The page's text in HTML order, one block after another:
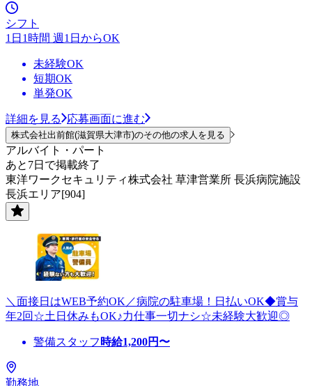
シフト
1日1時間 週1日からOK
未経験OK
短期OK
単発OK
詳細を見る 応募画面に進む
株式会社出前館(滋賀県大津市)のその他の求人を見る
アルバイト・パート
あと7日で掲載終了
東洋ワークセキュリティ株式会社 草津営業所 長浜病院施設
長浜エリア[904]
＼面接日はWEB予約OK／病院の駐車場！日払いOK◆賞与
年2回☆土日休みもOK♪力仕事一切ナシ☆未経験大歓迎◎
警備スタッフ 時給1,200円〜
勤務地